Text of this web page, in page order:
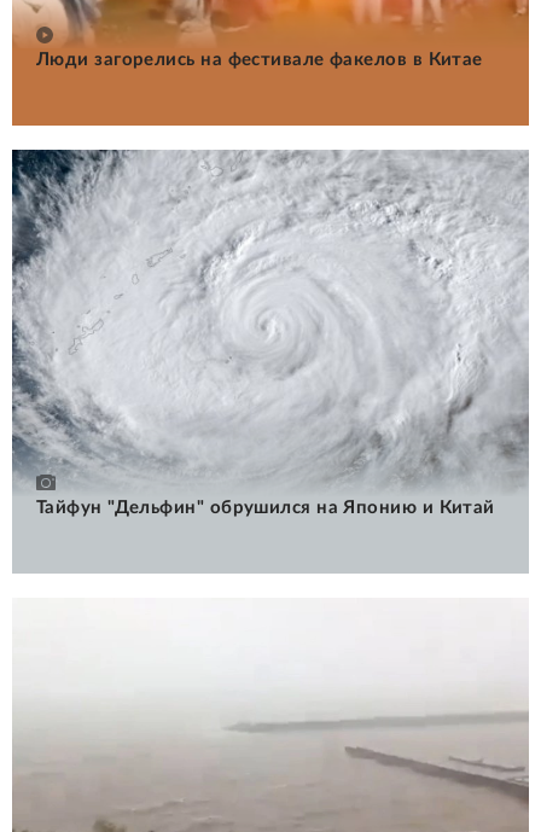
Люди загорелись на фестивале факелов в Китае
Тайфун "Дельфин" обрушился на Японию и Китай